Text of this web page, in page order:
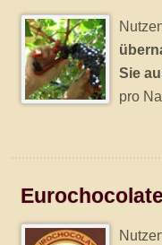
Sie
pro